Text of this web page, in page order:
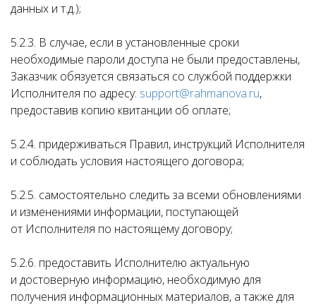
данных и т.д.);
5.2.3. В случае, если в установленные сроки
необходимые пароли доступа не были предоставлены,
Заказчик обязуется связаться со службой поддержки
Исполнителя по адресу: support@rahmanova.ru,
предоставив копию квитанции об оплате;
5.2.4. придерживаться Правил, инструкций Исполнителя
и соблюдать условия настоящего договора;
5.2.5. самостоятельно следить за всеми обновлениями
и изменениями информации, поступающей
от Исполнителя по настоящему договору;
5.2.6. предоставить Исполнителю актуальную
и достоверную информацию, необходимую для
получения информационных материалов, а также для